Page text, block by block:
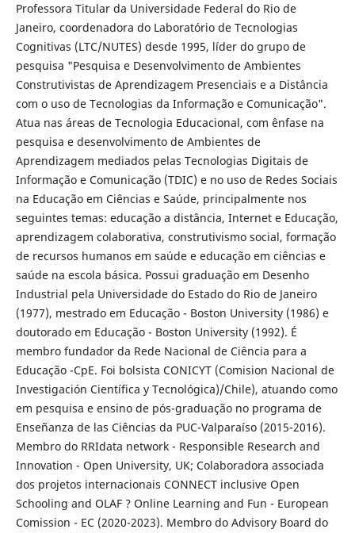
Professora Titular da Universidade Federal do Rio de
Janeiro, coordenadora do Laboratório de Tecnologias
Cognitivas (LTC/NUTES) desde 1995, líder do grupo de
pesquisa "Pesquisa e Desenvolvimento de Ambientes
Construtivistas de Aprendizagem Presenciais e a Distância
com o uso de Tecnologias da Informação e Comunicação".
Atua nas áreas de Tecnologia Educacional, com ênfase na
pesquisa e desenvolvimento de Ambientes de
Aprendizagem mediados pelas Tecnologias Digitais de
Informação e Comunicação (TDIC) e no uso de Redes Sociais
na Educação em Ciências e Saúde, principalmente nos
seguintes temas: educação a distância, Internet e Educação,
aprendizagem colaborativa, construtivismo social, formação
de recursos humanos em saúde e educação em ciências e
saúde na escola básica. Possui graduação em Desenho
Industrial pela Universidade do Estado do Rio de Janeiro
(1977), mestrado em Educação - Boston University (1986) e
doutorado em Educação - Boston University (1992). É
membro fundador da Rede Nacional de Ciência para a
Educação -CpE. Foi bolsista CONICYT (Comision Nacional de
Investigación Científica y Tecnológica)/Chile), atuando como
em pesquisa e ensino de pós-graduação no programa de
Enseñanza de las Ciências da PUC-Valparaíso (2015-2016).
Membro do RRIdata network - Responsible Research and
Innovation - Open University, UK; Colaboradora associada
dos projetos internacionais CONNECT inclusive Open
Schooling and OLAF ? Online Learning and Fun - European
Comission - EC (2020-2023). Membro do Advisory Board do